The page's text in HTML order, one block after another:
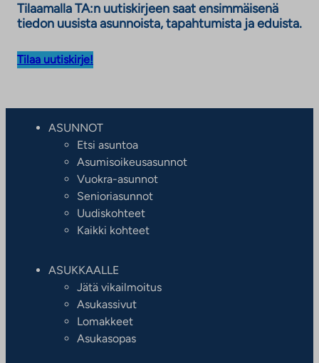
Tilaamalla TA:n uutiskirjeen saat ensimmäisenä
tiedon uusista asunnoista, tapahtumista ja eduista.
Tilaa uutiskirje!
ASUNNOT
Etsi asuntoa
Asumisoikeusasunnot
Vuokra-asunnot
Senioriasunnot
Uudiskohteet
Kaikki kohteet
ASUKKAALLE
Jätä vikailmoitus
Asukassivut
Lomakkeet
Asukasopas